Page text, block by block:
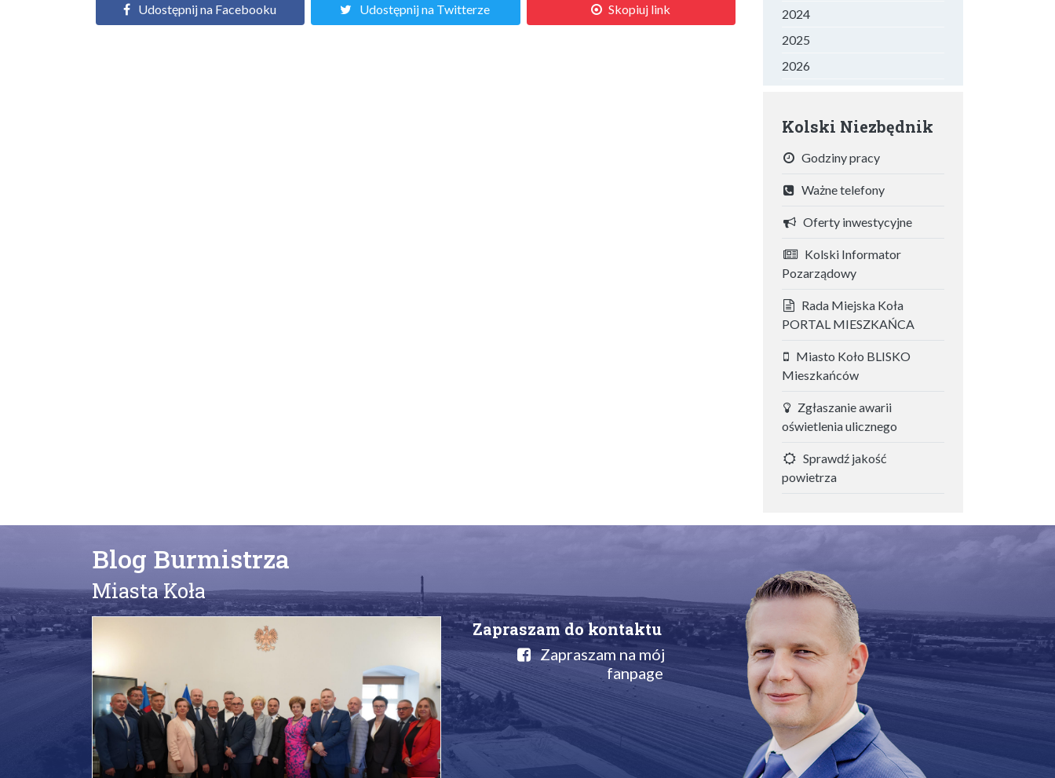
Udostępnij na Facebooku Udostępnij na Twitterze Skopiuj link
2024
2025
2026
Kolski Niezbędnik
Godziny pracy
Ważne telefony
Oferty inwestycyjne
Kolski Informator
Pozarządowy
Rada Miejska Koła
PORTAL MIESZKAŃCA
Miasto Koło BLISKO
Mieszkańców
Zgłaszanie awarii
oświetlenia ulicznego
Sprawdź jakość
powietrza
Blog Burmistrza
Miasta Koła
Zapraszam do kontaktu
Zapraszam na mój
fanpage